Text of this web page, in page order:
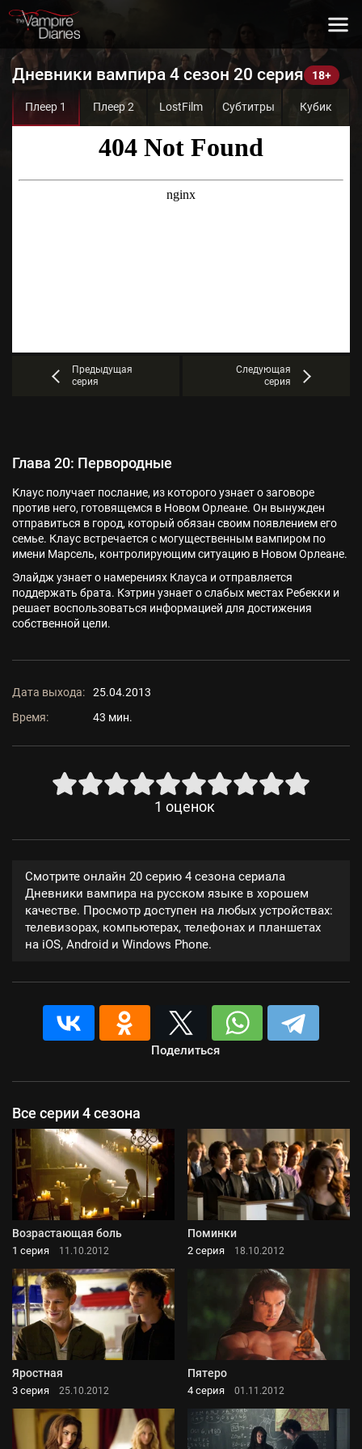
Дневники вампира 4 сезон 20 серия
Плеер 1 Плеер 2 LostFilm Субтитры Кубик
Предыдущая
серия
Следующая
серия
Глава 20: Первородные
Клаус получает послание, из которого узнает о заговоре
против него, готовящемся в Новом Орлеане. Он вынужден
отправиться в город, который обязан своим появлением его
семье. Клаус встречается с могущественным вампиром по
имени Марсель, контролирующим ситуацию в Новом Орлеане.
Элайдж узнает о намерениях Клауса и отправляется
поддержать брата. Кэтрин узнает о слабых местах Ребекки и
решает воспользоваться информацией для достижения
собственной цели.
Дата выхода:
25.04.2013
Время:
43 мин.
1 оценок
Смотрите онлайн 20 серию 4 сезона сериала
Дневники вампира на русском языке в хорошем
качестве. Просмотр доступен на любых устройствах:
телевизорах, компьютерах, телефонах и планшетах
на iOS, Android и Windows Phone.
Поделиться
Все серии 4 сезона
Возрастающая боль
1 серия 11.10.2012
Поминки
2 серия 18.10.2012
Яростная
3 серия 25.10.2012
Пятеро
4 серия 01.11.2012